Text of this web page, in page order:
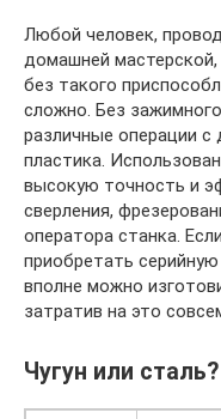
Любой человек,
домашней
без такого
сложно. Без
различные операции с
пластика.
высокую точность и
сверления,
оператора станка.
приобретать
вполне можно
затратив на это
Чугун или сталь?